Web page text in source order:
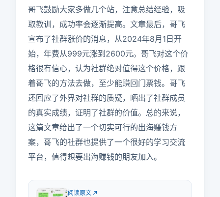
哥飞鼓励大家多做几个站，注意总结经验，吸
取教训，成功率会逐渐提高。文章最后，哥飞
宣布了社群涨价的消息，从2024年8月1日开
始，年费从999元涨到2600元。哥飞对这个价
格很有信心，认为社群绝对值得这个价格，跟
着哥飞的方法去做，至少能赚回门票钱。哥飞
还回应了外界对社群的质疑，晒出了社群成员
的真实成绩，证明了社群的价值。总的来说，
这篇文章给出了一个切实可行的出海赚钱方
案，哥飞的社群也提供了一个很好的学习交流
平台，值得想要出海赚钱的朋友加入。
阅读原文